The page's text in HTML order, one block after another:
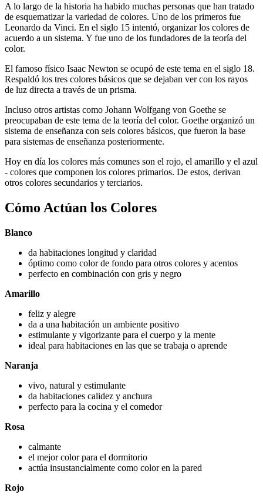
A lo largo de la historia ha habido muchas personas que han tratado
de esquematizar la variedad de colores. Uno de los primeros fue
Leonardo da Vinci. En el siglo 15 intentó, organizar los colores de
acuerdo a un sistema. Y fue uno de los fundadores de la teoría del
color.
El famoso físico Isaac Newton se ocupó de este tema en el siglo 18.
Respaldó los tres colores básicos que se dejaban ver con los rayos
de luz directa a través de un prisma.
Incluso otros artistas como Johann Wolfgang von Goethe se
preocupaban de este tema de la teoría del color. Goethe organizó un
sistema de enseñanza con seis colores básicos, que fueron la base
para sistemas de enseñanza posteriormente.
Hoy en día los colores más comunes son el rojo, el amarillo y el azul
- colores que componen los colores primarios. De estos, derivan
otros colores secundarios y terciarios.
Cómo Actúan los Colores
Blanco
da habitaciones longitud y claridad
óptimo como color de fondo para otros colores y acentos
perfecto en combinación con gris y negro
Amarillo
feliz y alegre
da a una habitación un ambiente positivo
estimulante y vigorizante para el cuerpo y la mente
ideal para habitaciones en las que se trabaja o aprende
Naranja
vivo, natural y estimulante
da habitaciones calidez y anchura
perfecto para la cocina y el comedor
Rosa
calmante
el mejor color para el dormitorio
actúa insustancialmente como color en la pared
Rojo